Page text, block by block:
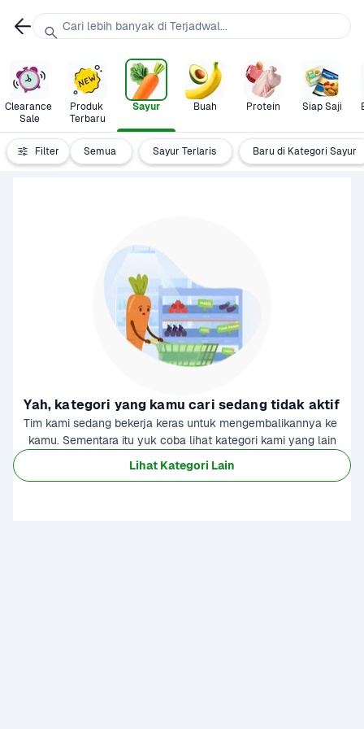
Clearance
Sale
Produk
Terbaru
Sayur Buah Protein Siap Saji
Filter Semua Sayur Terlaris Baru di Kategori Sayur
Yah, kategori yang kamu cari sedang tidak aktif
Tim kami sedang bekerja keras untuk mengembalikannya ke
kamu. Sementara itu yuk coba lihat kategori kami yang lain
Lihat Kategori Lain
Cari lebih banyak di Terjadwal...